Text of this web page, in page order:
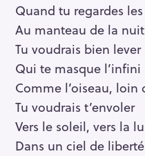
Quand tu regardes
Au manteau de la nuit
Tu voudrais bien
Qui te masque l’infini
Comme l’oiseau, loin
Tu voudrais t’envoler
Vers le soleil, vers la
Dans un ciel de liberté